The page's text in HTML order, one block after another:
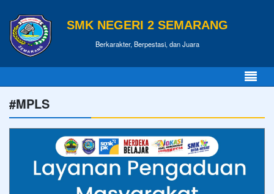
SMK NEGERI 2 SEMARANG
Berkarakter, Berpestasi, dan Juara
#MPLS